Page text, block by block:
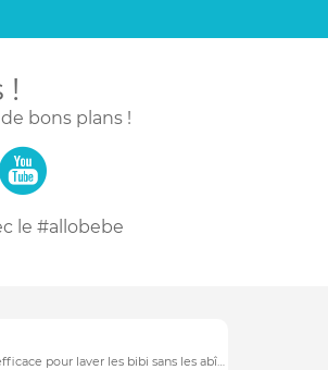
!
bons plans !
le #allobebe